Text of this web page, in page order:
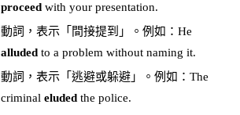
proceed with your presentation.
動詞，表示「間接提到」。例如：He
alluded to a problem without naming it.
動詞，表示「逃避或躲避」。例如：The
criminal eluded the police.